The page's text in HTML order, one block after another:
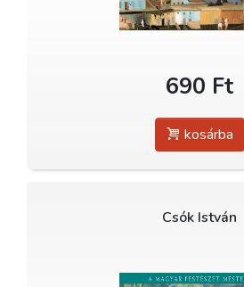
690 Ft
kosárba
Csók István